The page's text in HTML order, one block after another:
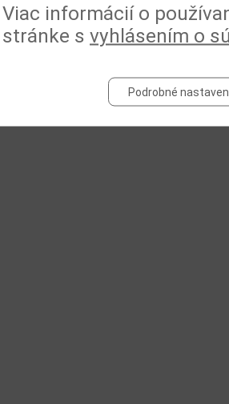
Viac informácií o
stránke s vyhlásením o
Podrobné